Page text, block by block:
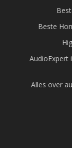
Beste
AudioExpert
Alles over